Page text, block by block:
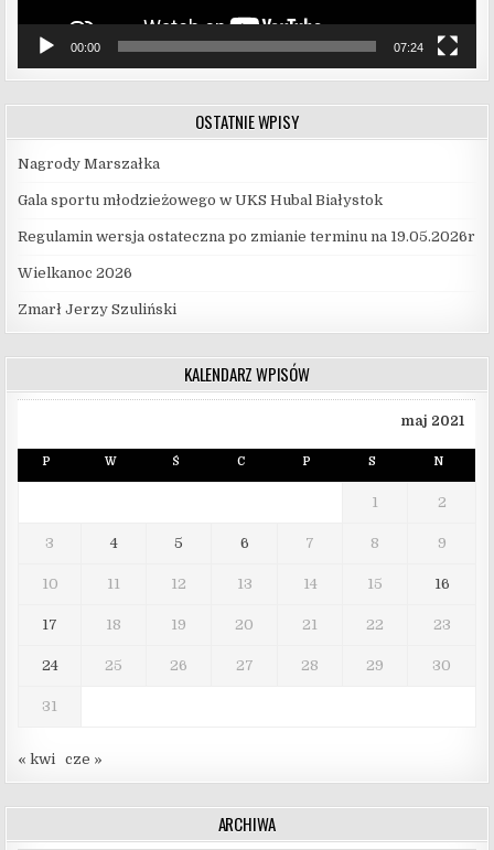
00:00 07:24
OSTATNIE WPISY
Nagrody Marszałka
Gala sportu młodzieżowego w UKS Hubal Białystok
Regulamin wersja ostateczna po zmianie terminu na 19.05.2026r
Wielkanoc 2026
Zmarł Jerzy Szuliński
KALENDARZ WPISÓW
maj 2021
P W Ś C P S N
1 2
3 4 5 6 7 8 9
10 11 12 13 14 15 16
17 18 19 20 21 22 23
24 25 26 27 28 29 30
31
« kwi cze »
ARCHIWA